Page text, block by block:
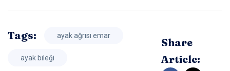
Tags: ayak ağrısı emar
ayak bileği
Share
Article: